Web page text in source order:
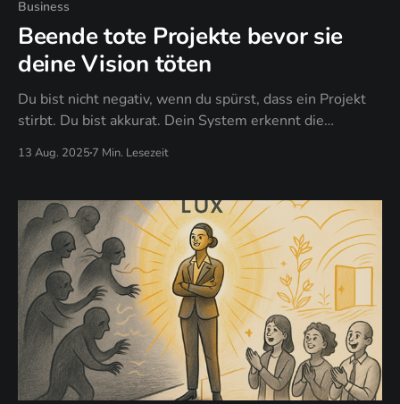
Business
Beende tote Projekte bevor sie
deine Vision töten
Du bist nicht negativ, wenn du spürst, dass ein Projekt
stirbt. Du bist akkurat. Dein System erkennt die
Lebenskraft, die Projekte nachhaltig macht.
13 Aug. 2025 7 Min. Lesezeit